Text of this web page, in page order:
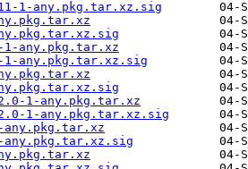
1-any.pkg.tar.xz.sig
any.pkg.tar.xz
any.pkg.tar.xz.sig
1-any.pkg.tar.xz
1-any.pkg.tar.xz.sig